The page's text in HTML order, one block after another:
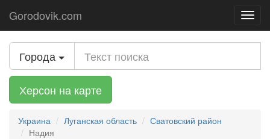
Gorodovik.com
Города
Херсон на карте
Украина Луганская область
Сватовский район
Надия